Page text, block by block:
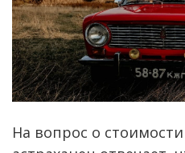
На вопрос о